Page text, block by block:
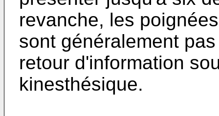
revanche, les
sont généralement
retour d'information
kinesthésique.